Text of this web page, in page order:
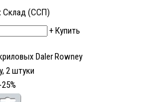
Склад (ССП)
+Купить
Daler Rowney
2 штуки
-25%